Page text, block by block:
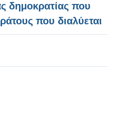
δημοκρατίας που
που διαλύεται